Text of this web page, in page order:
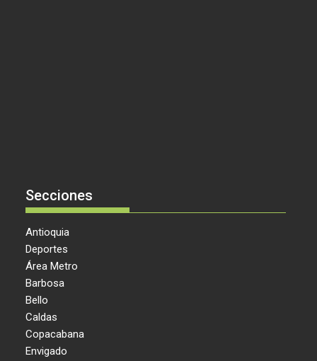
Secciones
Antioquia
Deportes
Área Metro
Barbosa
Bello
Caldas
Copacabana
Envigado